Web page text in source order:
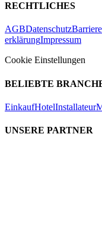
RECHTLICHES
AGBDatenschutz
erklärungImpressum
Cookie Einstellungen
BELIEBTE
EinkaufHotelInstallateur
UNSERE PARTNER